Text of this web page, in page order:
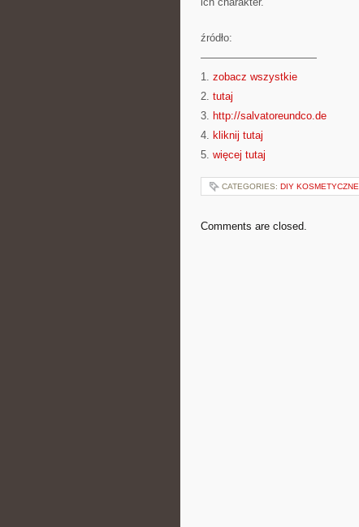
źródło:
———————————
1. zobacz wszystkie
2. tutaj
3. http://salvatoreundco.de
4. kliknij tutaj
5. więcej tutaj
CATEGORIES: DIY KOSMETYCZNE
Comments are closed.